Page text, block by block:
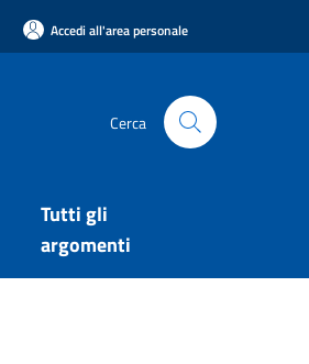
Accedi all'area personale
Cerca
Tutti gli
argomenti